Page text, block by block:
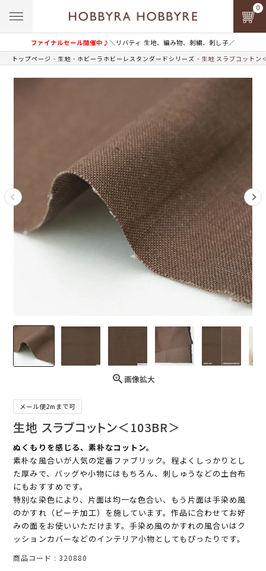
ファイナルセール開催中♪＼リバティ 生地、編み物、刺繍、刺し子／
0
トップページ 生地 ホビーラホビーレスタンダードシリーズ 生地 スラブコットン
画像拡大
メール便2mまで可
生地 スラブコットン＜103BR＞
ぬくもりを感じる、素朴なコットン。
素朴な風合いが人気の定番ファブリック。程よくしっかりとし
た厚みで、バッグや小物にはもちろん、刺しゅうなどの土台布
にもおすすめです。
特別な染色により、片面は均一な色合い、もう片面は手染め風
のかすれ（ピーチ加工）を施しています。作品に合わせてお好
みの面をお使いいただけます。手染め風のかすれの風合いはク
ッションカバーなどのインテリア小物としてもぴったりです。
商品コード 320880